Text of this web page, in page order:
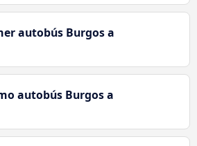
autobús Burgos a
autobús Burgos a